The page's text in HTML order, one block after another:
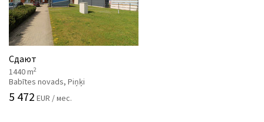
Сдают
1440 m2
Babītes novads, Piņķi
5 472 EUR / мес.